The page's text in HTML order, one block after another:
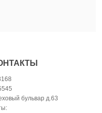
бульвар д.63